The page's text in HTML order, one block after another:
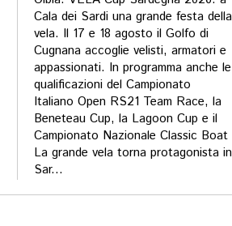
Cala dei Sardi una grande festa della
vela. Il 17 e 18 agosto il Golfo di
Cugnana accoglie velisti, armatori e
appassionati. In programma anche le
qualificazioni del Campionato
Italiano Open RS21 Team Race, la
Beneteau Cup, la Lagoon Cup e il
Campionato Nazionale Classic Boat
La grande vela torna protagonista in
Sar...